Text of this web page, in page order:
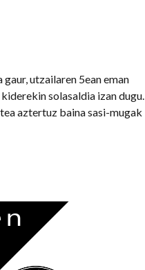
utzailaren 5ean eman
solasaldia izan dugu.
aztertuz baina sasi-mugak